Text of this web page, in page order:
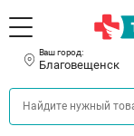
Ваш город:
Благовещенск